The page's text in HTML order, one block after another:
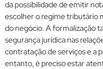
da possibilidade de emitir
escolher o regime tributário
do negócio. A formalização
segurança jurídica nas
contratação de serviços e a
entanto, é preciso estar